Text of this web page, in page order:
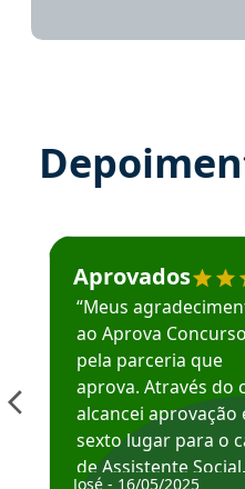
Estudante José
Aprovados
“Meus
ao Aprova
pela parceria que
aprova. Através do
alcancei aprovação
sexto lugar para o
de Assistente Social.
José - 16/05/2025